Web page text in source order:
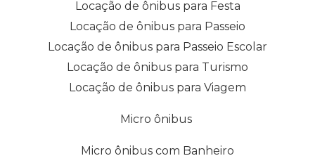
Locação de ônibus para Festa
Locação de ônibus para Passeio
Locação de ônibus para Passeio Escolar
Locação de ônibus para Turismo
Locação de ônibus para Viagem
Micro ônibus
Micro ônibus com Banheiro